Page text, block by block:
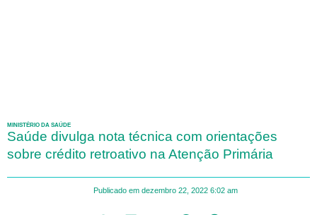
MINISTÉRIO DA SAÚDE
Saúde divulga nota técnica com orientações
sobre crédito retroativo na Atenção Primária
Publicado em dezembro 22, 2022 6:02 am